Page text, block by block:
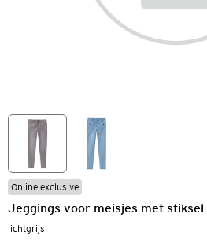
Online exclusive
Jeggings voor meisjes met stiksel
lichtgrijs